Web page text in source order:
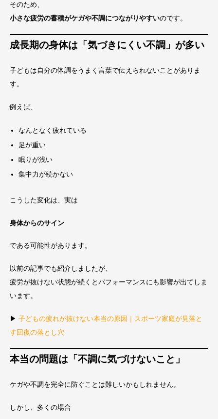
そのため、
小さな疲労の蓄積がケガや不調につながりやすいのです。
成長期の身体は「気づきにくい不調」が多い
子どもは自分の体調をうまく言葉で伝えられないことがありま
す。
例えば、
なんとなく疲れている
足が重い
眠りが浅い
集中力が続かない
こうした変化は、実は
身体からのサイン
である可能性があります。
以前の記事でも紹介しましたが、
疲労が抜けない状態が続くとパフォーマンスにも影響が出てしま
います。
▶ 子どもの疲れが抜けない本当の原因｜スポーツ家庭が見落と
す回復の落とし穴
本当の問題は「不調に気づけないこと」
ケガや不調を完全に防ぐことは難しいかもしれません。
しかし、多くの場合